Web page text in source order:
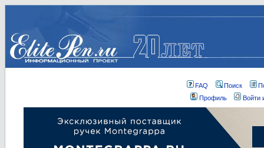
FAQ Поиск
Профиль
Войти